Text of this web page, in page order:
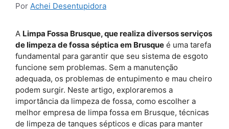
Por Achei Desentupidora
A Limpa Fossa Brusque, que realiza diversos serviços
de limpeza de fossa séptica em Brusque é uma tarefa
fundamental para garantir que seu sistema de esgoto
funcione sem problemas. Sem a manutenção
adequada, os problemas de entupimento e mau cheiro
podem surgir. Neste artigo, exploraremos a
importância da limpeza de fossa, como escolher a
melhor empresa de limpa fossa em Brusque, técnicas
de limpeza de tanques sépticos e dicas para manter